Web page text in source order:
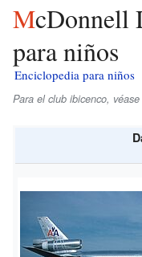
McDonnell Douglas DC-10
para niños
Enciclopedia para niños
Para el club ibicenco,